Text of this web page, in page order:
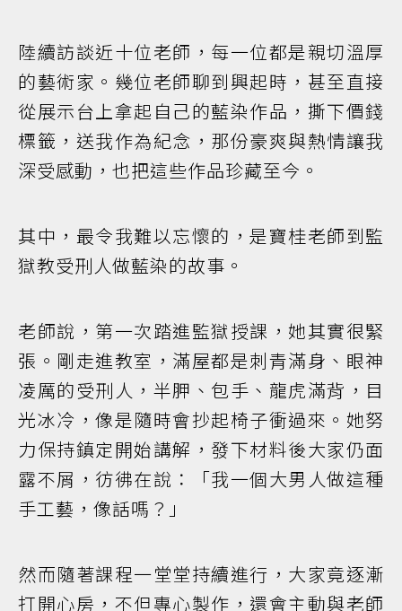
陸續訪談近十位老師，每一位都是親切溫厚
的藝術家。幾位老師聊到興起時，甚至直接
從展示台上拿起自己的藍染作品，撕下價錢
標籤，送我作為紀念，那份豪爽與熱情讓我
深受感動，也把這些作品珍藏至今。
其中，最令我難以忘懷的，是寶桂老師到監
獄教受刑人做藍染的故事。
老師說，第一次踏進監獄授課，她其實很緊
張。剛走進教室，滿屋都是刺青滿身、眼神
凌厲的受刑人，半胛、包手、龍虎滿背，目
光冰冷，像是隨時會抄起椅子衝過來。她努
力保持鎮定開始講解，發下材料後大家仍面
露不屑，彷彿在說：「我一個大男人做這種
手工藝，像話嗎？」
然而隨著課程一堂堂持續進行，大家竟逐漸
打開心房，不但專心製作，還會主動與老師